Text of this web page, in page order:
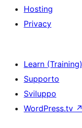
Hosting
Privacy
Learn (Training)
Supporto
Sviluppo
WordPress.tv ↗